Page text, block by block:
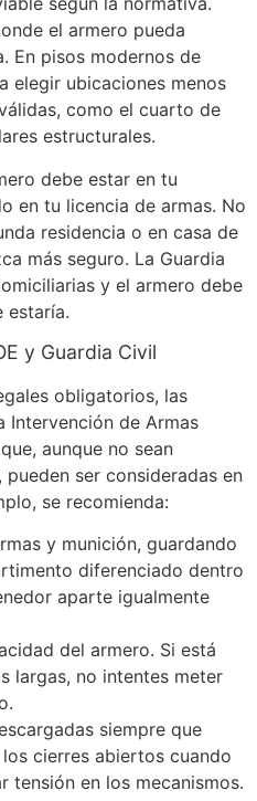
el armero pueda
En pisos modernos de
elegir ubicaciones menos
como el cuarto de
estructurales.
debe estar en tu
en tu licencia de armas. No
residencia o en casa de
más seguro. La Guardia
y el armero debe
estaría.
y Guardia Civil
obligatorios, las
Intervención de Armas
aunque no sean
ser consideradas en
se recomienda:
y munición, guardando
diferenciado dentro
aparte igualmente
del armero. Si está
largas, no intentes meter
siempre que
cierres abiertos cuando
tensión en los mecanismos.